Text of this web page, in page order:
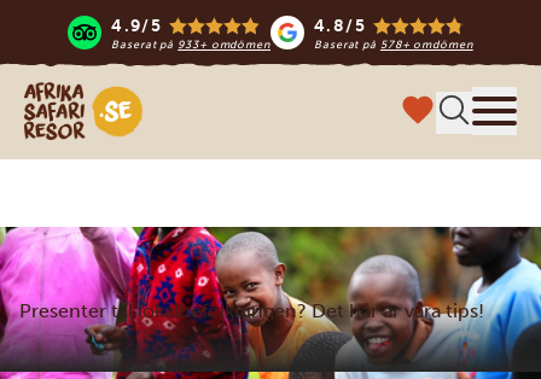
4.9/5
Baserat på 933+ omdömen
4.8/5
Baserat på 578+ omdömen
Safari-resor i Afrika
Presenter till lokalbefolkningen? Det här är våra tips!